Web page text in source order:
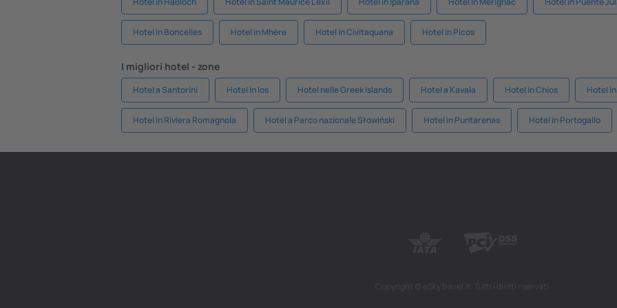
Hotel in Boncelles Hotel in Mhère Hotel in Civitaquana Hotel in Picos
I migliori hotel - zone
Hotel a Santorini Hotel in Ios Hotel nelle Greek Islands Hotel a Kavala Hotel in Chios Hotel
Hotel in Riviera Romagnola Hotel a Parco nazionale Słowiński Hotel in Puntarenas Hotel in Portogallo
Copyright © eSkyTravel.it. Tutti i diritti riservati.